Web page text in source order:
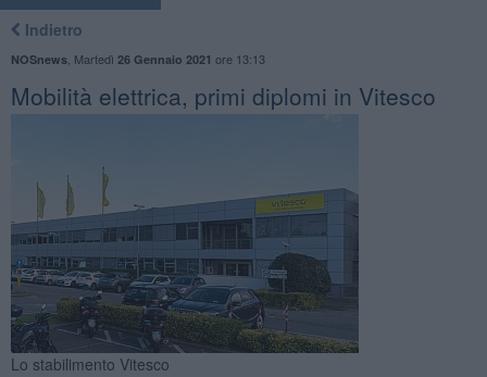
Indietro
NOSnews, Martedì 26 Gennaio 2021 ore 13:13
Mobilità elettrica, primi diplomi in Vitesco
Lo stabilimento Vitesco